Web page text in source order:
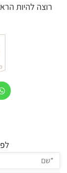
רוצה להיות
ל